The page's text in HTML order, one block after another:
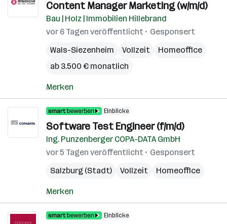
Content Manager Marketing (w/m/d)
Bau | Holz | Immobilien Hillebrand
vor 6 Tagen veröffentlicht
Gesponsert
Wals-Siezenheim
Vollzeit
Homeoffice
ab 3.500 € monatlich
Merken
Einblicke
Software Test Engineer (f/m/d)
Ing. Punzenberger COPA-DATA GmbH
vor 5 Tagen veröffentlicht
Gesponsert
Salzburg (Stadt)
Vollzeit Homeoffice
Merken
Einblicke